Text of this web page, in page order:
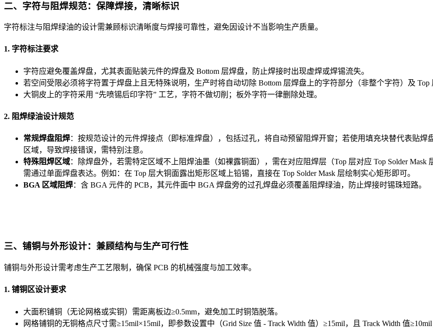
二、字符与阻焊规范：保障焊接，清晰标识
字符标注与阻焊绿油的设计需兼顾标识清晰度与焊接可靠性，避免因设计不当影响生产质量。
1. 字符标注要求
字符应避免覆盖焊盘，尤其表面贴装元件的焊盘及 Bottom 层焊盘，防止焊接时出现虚焊或焊锡流失。
若空间受限必须将字符置于焊盘上且无特殊说明，生产时将自动切除 Bottom 层焊盘上的字符部分（非整个字符）及
大铜皮上的字符采用 “先喷锡后印字符” 工艺，字符不做切削；板外字符一律删除处理。
2. 阻焊绿油设计规范
常规焊盘阻焊：按规范设计的元件焊接点（即标准焊盘），包括过孔，将自动预留阻焊开窗；若使用填充块替代表贴
区域，导致焊接错误，需特别注意。
特殊阻焊区域：除焊盘外，若需特定区域不上阻焊油墨（如裸露铜面），需在对应阻焊层（Top 层对应 Top Solder Mask
需通过单面焊盘表达。例如：在 Top 层大铜面露出矩形区域上铅锡，直接在 Top Solder Mask 层绘制实心矩形即可。
BGA 区域阻焊：含 BGA 元件的 PCB，其元件面中 BGA 焊盘旁的过孔焊盘必须覆盖阻焊绿油，防止焊接时锡珠短路。
三、铺铜与外形设计：兼顾结构与生产可行性
铺铜与外形设计需考虑生产工艺限制，确保 PCB 的机械强度与加工效率。
1. 铺铜区设计要求
大面积铺铜（无论网格或实铜）需距离板边≥0.5mm，避免加工时铜箔脱落。
网格铺铜的无铜格点尺寸需≥15mil×15mil，即参数设置中（Grid Size 值 - Track Width 值）≥15mil，且 Track Width 值